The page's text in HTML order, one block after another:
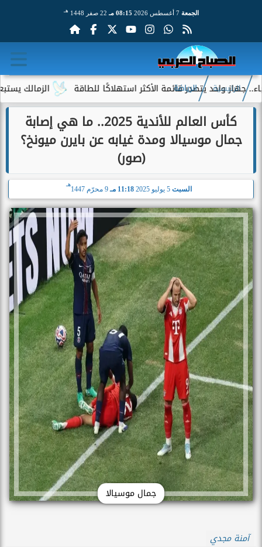
الجمعة 7 أغسطس 2026 08:15 مـ 22 صفر 1448 هـ
الزمالك يستبعد 4 لاعبين شباب من حساباته في الموسم الجديد يتصدر قائمة الأكثر استهلاكًا للطاقة
الرئيسية الرياضة
كأس العالم للأندية 2025.. ما هي إصابة
جمال موسيالا ومدة غيابه عن بايرن ميونخ؟
(صور)
السبت 5 يوليو 2025 11:18 مـ 9 محرّم 1447
هـ
جمال موسيالا
آمنة مجدي